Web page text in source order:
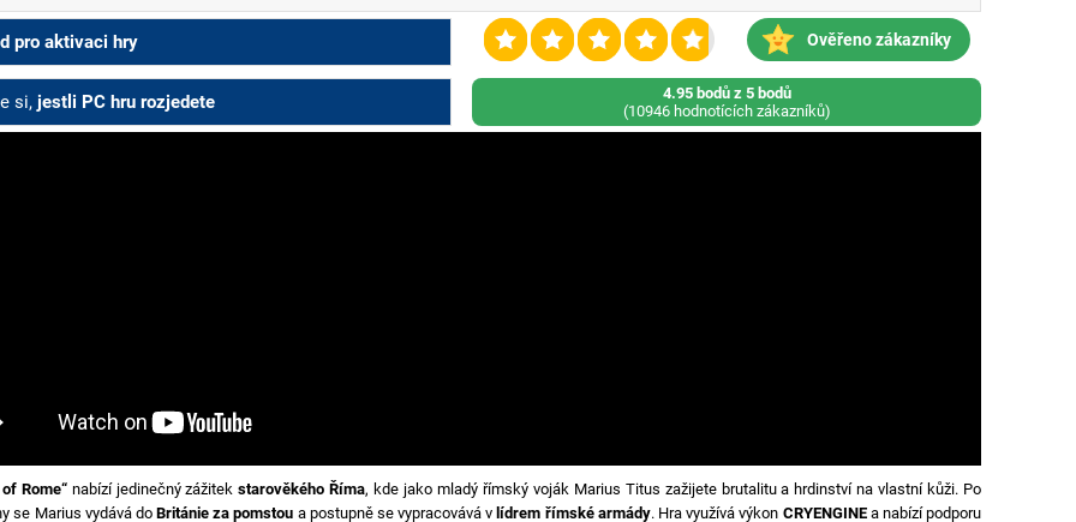
Ověřeno zákazníky
4.95 bodů z 5 bodů
(10946 hodnotících zákazníků)
pro aktivaci hry
si, jestli PC hru rozjedete
Rome“nabízí jedinečný zážitekstarověkého Říma, kde jako mladý římský voják Marius Titus zažijete brutalitu a hrdinství na vlastní kůži. Po
se Marius vydává doBritánie za pomstou a postupně se vypracovává v lídrem římské armády. Hra využívá výkon CRYENGINEa nabízí podporu